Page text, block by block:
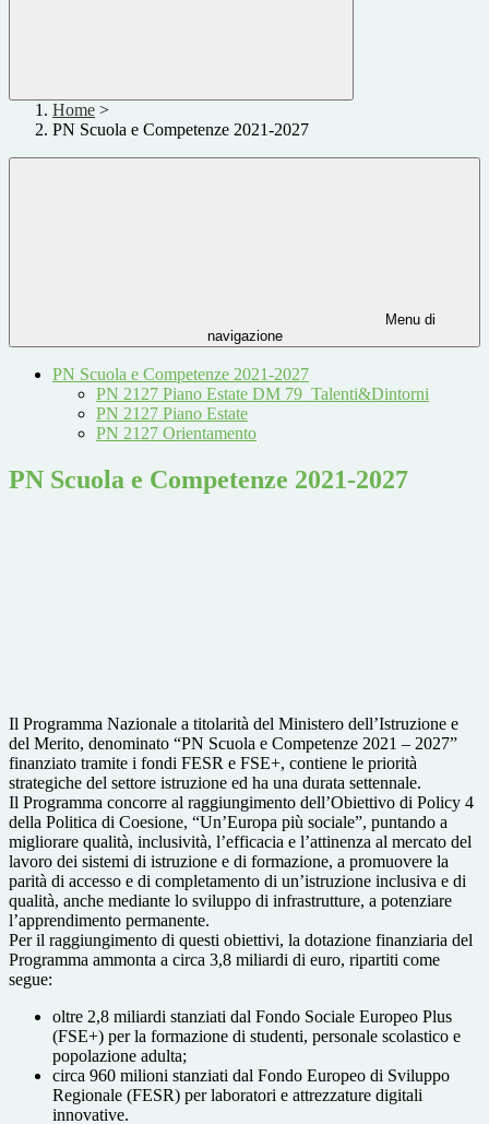
Home >
PN Scuola e Competenze 2021-2027
Menu di
navigazione
PN Scuola e Competenze 2021-2027
PN 2127 Piano Estate DM 79_Talenti&Dintorni
PN 2127 Piano Estate
PN 2127 Orientamento
PN Scuola e Competenze 2021-2027
Il Programma Nazionale a titolarità del Ministero dell’Istruzione e
del Merito, denominato “PN Scuola e Competenze 2021 – 2027”
finanziato tramite i fondi FESR e FSE+, contiene le priorità
strategiche del settore istruzione ed ha una durata settennale.
Il Programma concorre al raggiungimento dell’Obiettivo di Policy 4
della Politica di Coesione, “Un’Europa più sociale”, puntando a
migliorare qualità, inclusività, l’efficacia e l’attinenza al mercato del
lavoro dei sistemi di istruzione e di formazione, a promuovere la
parità di accesso e di completamento di un’istruzione inclusiva e di
qualità, anche mediante lo sviluppo di infrastrutture, a potenziare
l’apprendimento permanente.
Per il raggiungimento di questi obiettivi, la dotazione finanziaria del
Programma ammonta a circa 3,8 miliardi di euro, ripartiti come
segue:
oltre 2,8 miliardi stanziati dal Fondo Sociale Europeo Plus
(FSE+) per la formazione di studenti, personale scolastico e
popolazione adulta;
circa 960 milioni stanziati dal Fondo Europeo di Sviluppo
Regionale (FESR) per laboratori e attrezzature digitali
innovative.